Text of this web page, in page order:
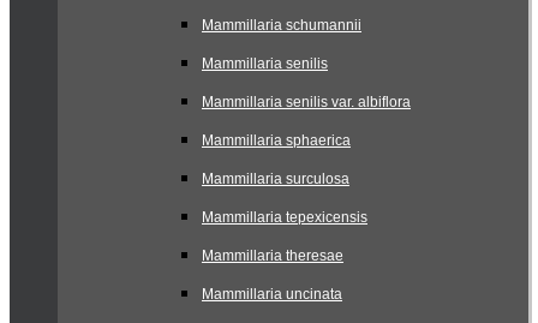
Mammillaria schumannii
Mammillaria senilis
Mammillaria senilis var. albiflora
Mammillaria sphaerica
Mammillaria surculosa
Mammillaria tepexicensis
Mammillaria theresae
Mammillaria uncinata